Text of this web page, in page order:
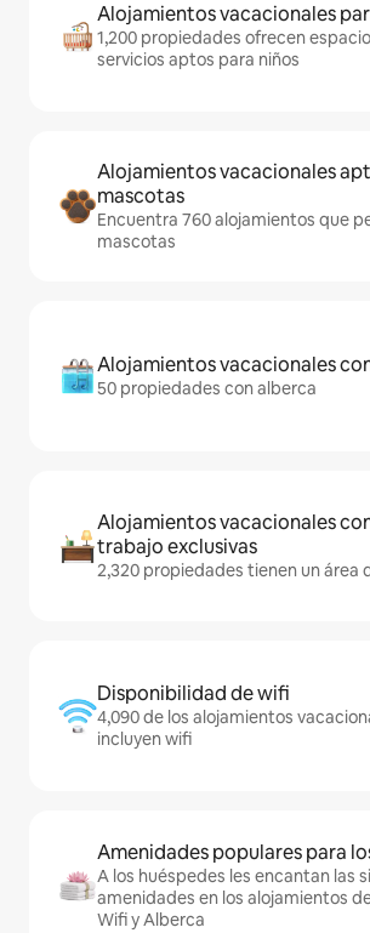
Alojamientos vacacionales
1,200 propiedades ofrecen
servicios aptos para niños
Alojamientos vacacionales
mascotas
Encuentra 760 alojamientos que
mascotas
Alojamientos vacacionales
50 propiedades con alberca
Alojamientos vacacionales
trabajo exclusivas
2,320 propiedades tienen un área
Disponibilidad de wifi
4,090 de los alojamientos
incluyen wifi
Amenidades populares para
A los huéspedes les encantan las
amenidades en los alojamientos
Wifi y Alberca